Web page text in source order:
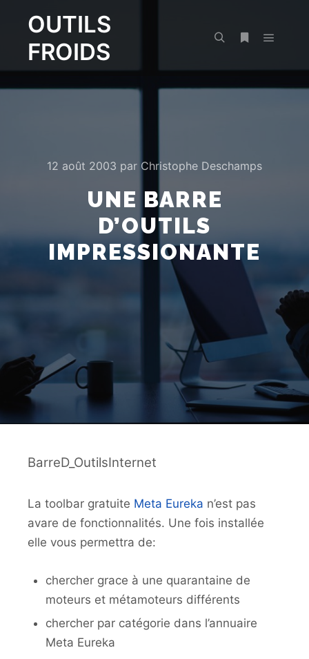
OUTILS
FROIDS
12 août 2003 par Christophe Deschamps
UNE BARRE
D’OUTILS
IMPRESSIONANTE
BarreD_OutilsInternet
La toolbar gratuite Meta Eureka n’est pas
avare de fonctionnalités. Une fois installée
elle vous permettra de:
chercher grace à une quarantaine de
moteurs et métamoteurs différents
chercher par catégorie dans l’annuaire
Meta Eureka